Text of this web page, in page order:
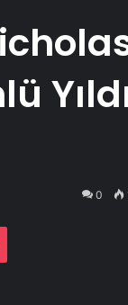
0
Pocket